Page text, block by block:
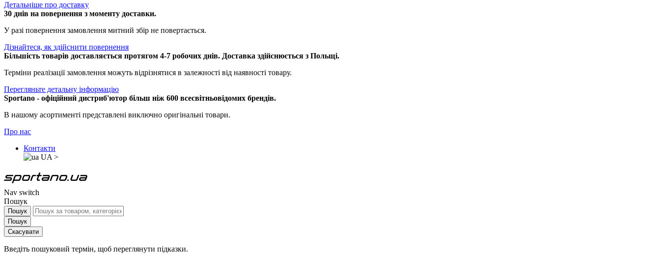
Детальніше про доставку
30 днів на повернення з моменту доставки.
У разі повернення замовлення митний збір не повертається.
Дізнайтеся, як здійснити повернення
Більшість товарів доставляється протягом 4-7 робочих днів. Доставка здійснюється з Польщі.
Терміни реалізації замовлення можуть відрізнятися в залежності від наявності товару.
Перегляньте детальну інформацію
Sportano - офіційний дистриб'ютор більш ніж 600 всесвітньовідомих брендів.
В нашому асортименті представлені виключно оригінальні товари.
Про нас
Контакти
UA >
Nav switch
Пошук
Пошук
Пошук
Скасувати
Введіть пошуковий термін, щоб переглянути підказки.